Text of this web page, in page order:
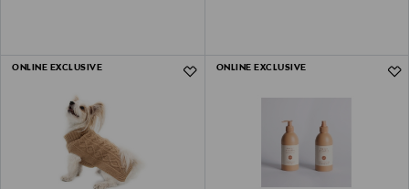
ONLINE EXCLUSIVE ONLINE EXCLUSIVE